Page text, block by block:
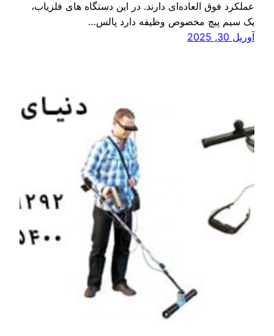
عملکرد فوق‌ العاده‌ای دارند. در این دستگاه های فلزیاب،
یک سیم‌ پیچ مخصوص وظیفه دارد پالس‌…
آوریل 30, 2025